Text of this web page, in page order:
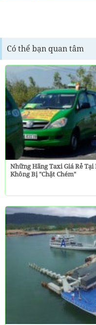
Có thể bạn quan tâm
Những Hãng Taxi Giá Rẻ
Không Bị "chặt Chém"